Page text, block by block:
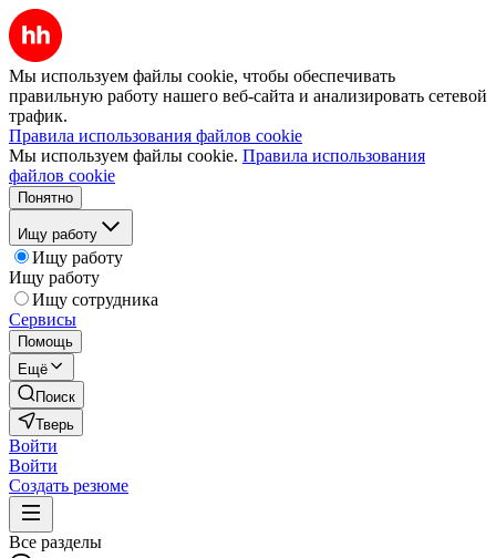
Мы используем файлы cookie, чтобы обеспечивать
правильную работу нашего веб-сайта и анализировать сетевой
трафик.
Правила использования файлов cookie
Мы используем файлы cookie. Правила использования
файлов cookie
Понятно
Ищу работу
Ищу работу
Ищу работу
Ищу сотрудника
Сервисы
Помощь
Ещё
Поиск
Тверь
Войти
Войти
Создать резюме
Все разделы